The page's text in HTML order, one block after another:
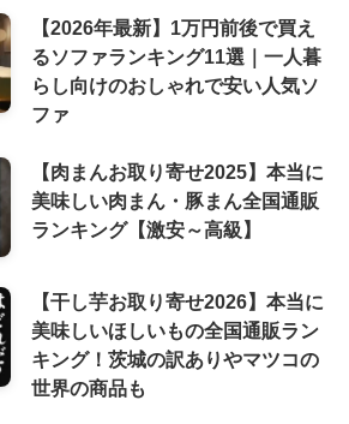
【2026年最新】1万円前後で買え
るソファランキング11選｜一人暮
らし向けのおしゃれで安い人気ソ
ファ
【肉まんお取り寄せ2025】本当に
美味しい肉まん・豚まん全国通販
ランキング【激安～高級】
【干し芋お取り寄せ2026】本当に
美味しいほしいもの全国通販ラン
キング！茨城の訳ありやマツコの
世界の商品も